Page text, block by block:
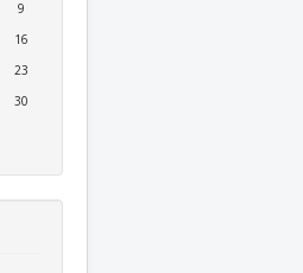
9
16
23
30